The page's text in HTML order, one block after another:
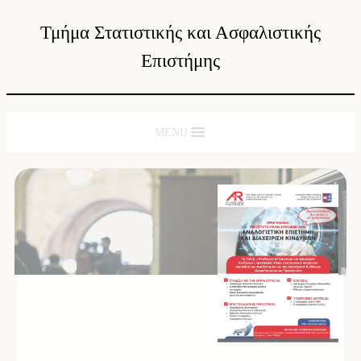
Τμήμα Στατιστικής και Ασφαλιστικής
Επιστήμης
MENU